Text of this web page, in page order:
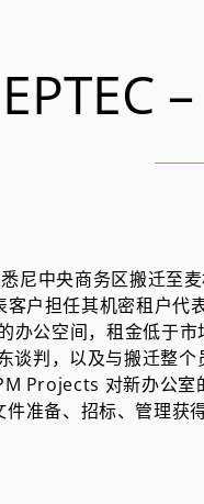
EPTEC
尼中央商务区搬迁至
户担任其机密租户代
公空间，租金低于市
谈判，以及与搬迁整个
Projects 对新办公室
准备、招标、管理获